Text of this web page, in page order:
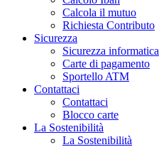
Calcola il mutuo
Richiesta Contributo
Sicurezza
Sicurezza informatica
Carte di pagamento
Sportello ATM
Contattaci
Contattaci
Blocco carte
La Sostenibilità
La Sostenibilità